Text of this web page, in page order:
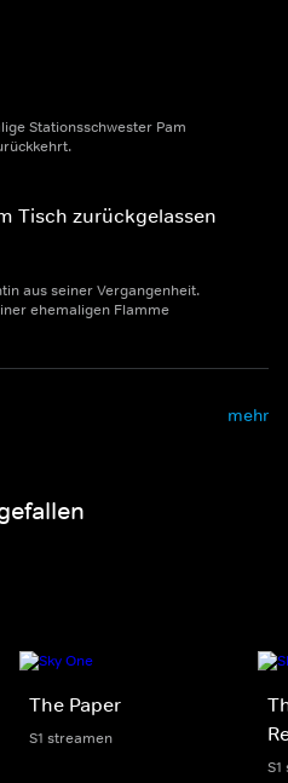
Stationsschwester Pam
Tisch zurückgelassen
aus seiner Vergangenheit.
ehemaligen Flamme
mehr
The Paper
S1 streamen